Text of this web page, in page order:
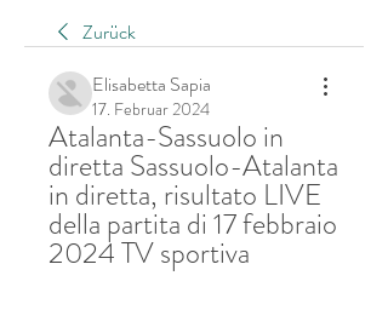
Zurück
Elisabetta Sapia
17. Februar 2024
Atalanta-Sassuolo in
diretta Sassuolo-Atalanta
in diretta, risultato LIVE
della partita di 17 febbraio
2024 TV sportiva